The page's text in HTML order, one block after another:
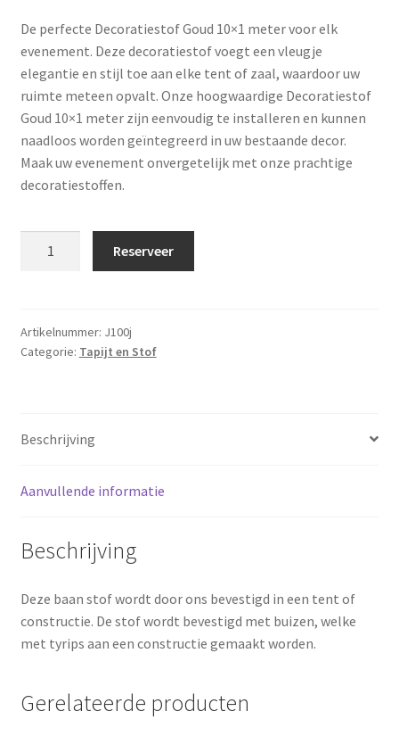
De perfecte Decoratiestof Goud 10×1 meter voor elk
evenement. Deze decoratiestof voegt een vleugje
elegantie en stijl toe aan elke tent of zaal, waardoor uw
ruimte meteen opvalt. Onze hoogwaardige Decoratiestof
Goud 10×1 meter zijn eenvoudig te installeren en kunnen
naadloos worden geïntegreerd in uw bestaande decor.
Maak uw evenement onvergetelijk met onze prachtige
decoratiestoffen.
aantal
Reserveer
Artikelnummer: J100j
Categorie: Tapijt en Stof
Beschrijving
Aanvullende informatie
Beschrijving
Deze baan stof wordt door ons bevestigd in een tent of
constructie. De stof wordt bevestigd met buizen, welke
met tyrips aan een constructie gemaakt worden.
Gerelateerde producten